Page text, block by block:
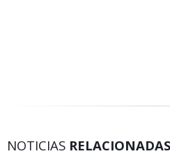
NOTICIAS RELACIONADAS